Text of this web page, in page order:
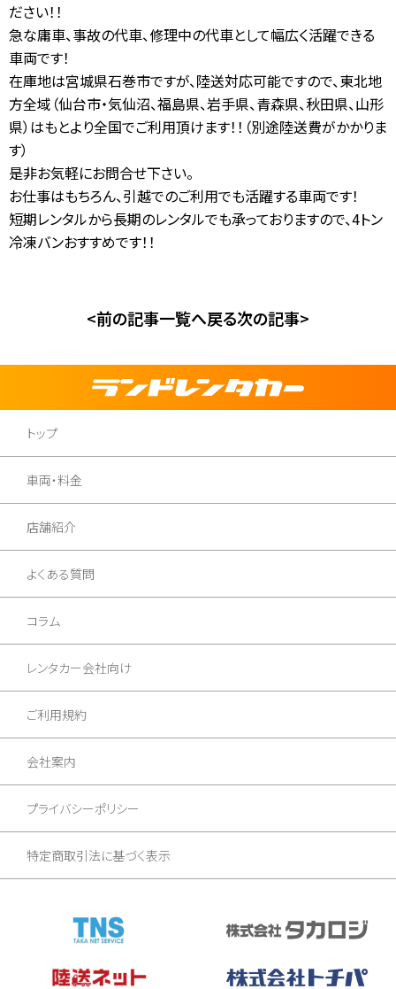
ださい！！
急な庸車、事故の代車、修理中の代車として幅広く活躍できる
車両です！
在庫地は宮城県石巻市ですが、陸送対応可能ですので、東北地
方全域（仙台市・気仙沼、福島県、岩手県、青森県、秋田県、山形
県）はもとより全国でご利用頂けます！！（別途陸送費がかかりま
す）
是非お気軽にお問合せ下さい。
お仕事はもちろん、引越でのご利用でも活躍する車両です！
短期レンタルから長期のレンタルでも承っておりますので、4トン
冷凍バンおすすめです！！
<前の記事一覧へ戻る次の記事>
トップ
車両・料金
店舗紹介
よくある質問
コラム
レンタカー会社向け
ご利用規約
会社案内
プライバシーポリシー
特定商取引法に基づく表示